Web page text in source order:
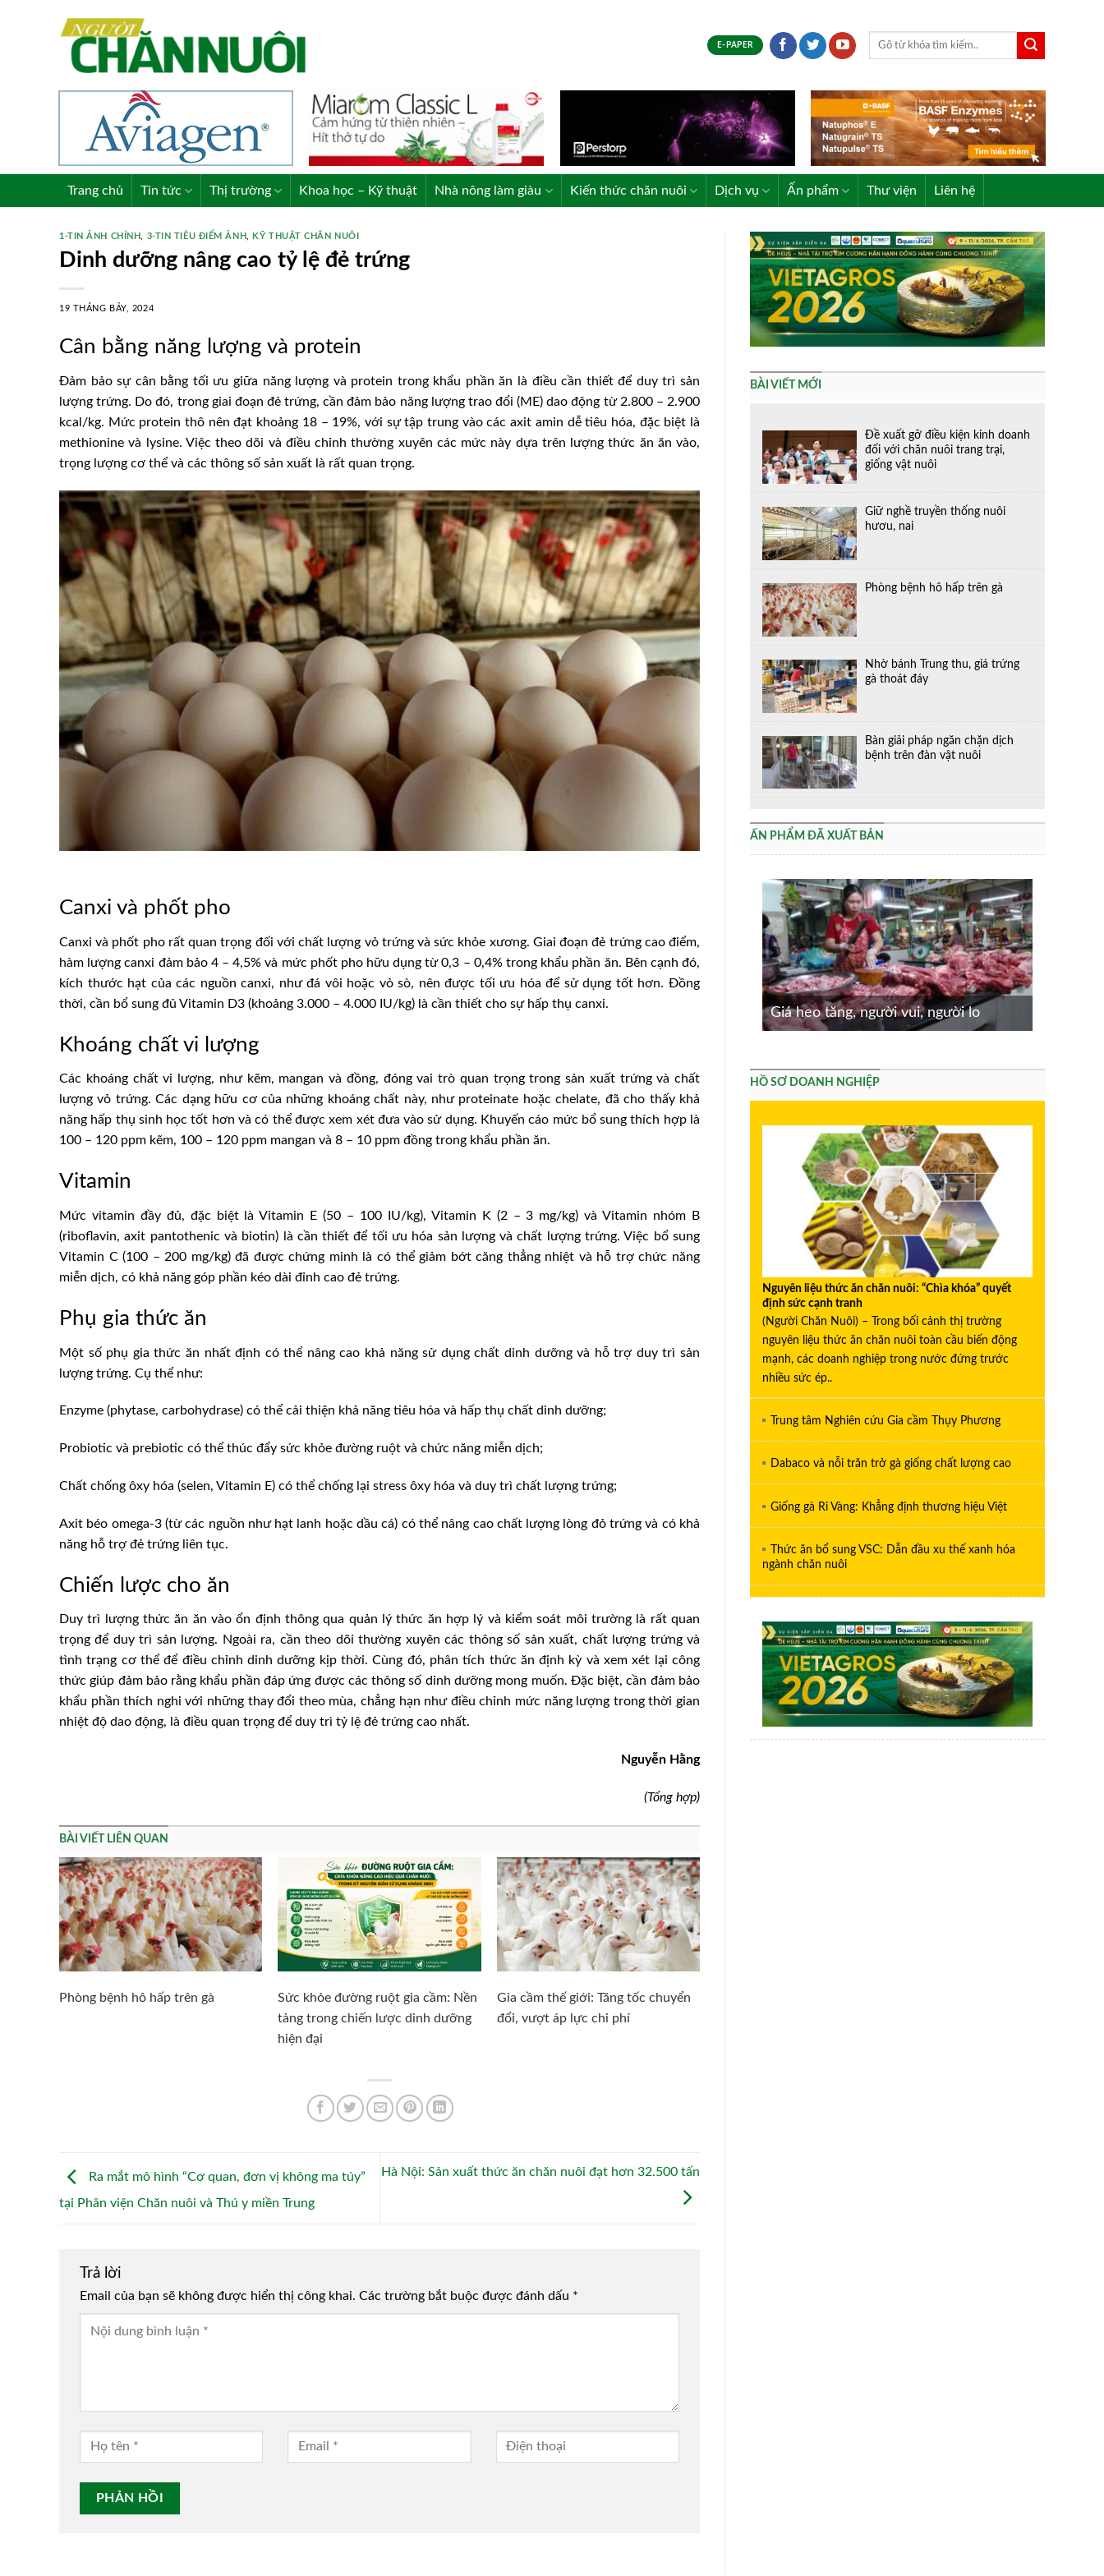
E-PAPER
Trang chủ Tin tức Thị trường Khoa học – Kỹ thuật Nhà nông làm giàu Kiến thức chăn nuôi Dịch vụ Ấn phẩm Thư viện Liên hệ
1-TIN ẢNH CHÍNH, 3-TIN TIÊU ĐIỂM ẢNH, KỸ THUẬT CHĂN NUÔI
Dinh dưỡng nâng cao tỷ lệ đẻ trứng
19 THÁNG BẢY, 2024
Cân bằng năng lượng và protein
Đảm bảo sự cân bằng tối ưu giữa năng lượng và protein trong khẩu phần ăn là điều cần thiết để duy trì sản
lượng trứng. Do đó, trong giai đoạn đẻ trứng, cần đảm bảo năng lượng trao đổi (ME) dao động từ 2.800 – 2.900
kcal/kg. Mức protein thô nên đạt khoảng 18 – 19%, với sự tập trung vào các axit amin dễ tiêu hóa, đặc biệt là
methionine và lysine. Việc theo dõi và điều chỉnh thường xuyên các mức này dựa trên lượng thức ăn ăn vào,
trọng lượng cơ thể và các thông số sản xuất là rất quan trọng.
Canxi và phốt pho
Canxi và phốt pho rất quan trọng đối với chất lượng vỏ trứng và sức khỏe xương. Giai đoạn đẻ trứng cao điểm,
hàm lượng canxi đảm bảo 4 – 4,5% và mức phốt pho hữu dụng từ 0,3 – 0,4% trong khẩu phần ăn. Bên cạnh đó,
kích thước hạt của các nguồn canxi, như đá vôi hoặc vỏ sò, nên được tối ưu hóa để sử dụng tốt hơn. Đồng
thời, cần bổ sung đủ Vitamin D3 (khoảng 3.000 – 4.000 IU/kg) là cần thiết cho sự hấp thụ canxi.
Khoáng chất vi lượng
Các khoáng chất vi lượng, như kẽm, mangan và đồng, đóng vai trò quan trọng trong sản xuất trứng và chất
lượng vỏ trứng. Các dạng hữu cơ của những khoáng chất này, như proteinate hoặc chelate, đã cho thấy khả
năng hấp thụ sinh học tốt hơn và có thể được xem xét đưa vào sử dụng. Khuyến cáo mức bổ sung thích hợp là
100 – 120 ppm kẽm, 100 – 120 ppm mangan và 8 – 10 ppm đồng trong khẩu phần ăn.
Vitamin
Mức vitamin đầy đủ, đặc biệt là Vitamin E (50 – 100 IU/kg), Vitamin K (2 – 3 mg/kg) và Vitamin nhóm B
(riboflavin, axit pantothenic và biotin) là cần thiết để tối ưu hóa sản lượng và chất lượng trứng. Việc bổ sung
Vitamin C (100 – 200 mg/kg) đã được chứng minh là có thể giảm bớt căng thẳng nhiệt và hỗ trợ chức năng
miễn dịch, có khả năng góp phần kéo dài đỉnh cao đẻ trứng.
Phụ gia thức ăn
Một số phụ gia thức ăn nhất định có thể nâng cao khả năng sử dụng chất dinh dưỡng và hỗ trợ duy trì sản
lượng trứng. Cụ thể như:
Enzyme (phytase, carbohydrase) có thể cải thiện khả năng tiêu hóa và hấp thụ chất dinh dưỡng;
Probiotic và prebiotic có thể thúc đẩy sức khỏe đường ruột và chức năng miễn dịch;
Chất chống ôxy hóa (selen, Vitamin E) có thể chống lại stress ôxy hóa và duy trì chất lượng trứng;
Axit béo omega-3 (từ các nguồn như hạt lanh hoặc dầu cá) có thể nâng cao chất lượng lòng đỏ trứng và có khả
năng hỗ trợ đẻ trứng liên tục.
Chiến lược cho ăn
Duy trì lượng thức ăn ăn vào ổn định thông qua quản lý thức ăn hợp lý và kiểm soát môi trường là rất quan
trọng để duy trì sản lượng. Ngoài ra, cần theo dõi thường xuyên các thông số sản xuất, chất lượng trứng và
tình trạng cơ thể để điều chỉnh dinh dưỡng kịp thời. Cùng đó, phân tích thức ăn định kỳ và xem xét lại công
thức giúp đảm bảo rằng khẩu phần đáp ứng được các thông số dinh dưỡng mong muốn. Đặc biệt, cần đảm bảo
khẩu phần thích nghi với những thay đổi theo mùa, chẳng hạn như điều chỉnh mức năng lượng trong thời gian
nhiệt độ dao động, là điều quan trọng để duy trì tỷ lệ đẻ trứng cao nhất.
Nguyễn Hằng
(Tổng hợp)
BÀI VIẾT LIÊN QUAN
Phòng bệnh hô hấp trên gà
Sức khỏe đường ruột gia cầm: Nền
tảng trong chiến lược dinh dưỡng
hiện đại
Gia cầm thế giới: Tăng tốc chuyển
đổi, vượt áp lực chi phí
Ra mắt mô hình “Cơ quan, đơn vị không ma túy”
tại Phân viện Chăn nuôi và Thú y miền Trung
Hà Nội: Sản xuất thức ăn chăn nuôi đạt hơn 32.500 tấn
Trả lời
Email của bạn sẽ không được hiển thị công khai. Các trường bắt buộc được đánh dấu *
Alternative:
BÀI VIẾT MỚI
Đề xuất gỡ điều kiện kinh doanh
đối với chăn nuôi trang trại,
giống vật nuôi
Giữ nghề truyền thống nuôi
hươu, nai
Phòng bệnh hô hấp trên gà
Nhờ bánh Trung thu, giá trứng
gà thoát đáy
Bàn giải pháp ngăn chặn dịch
bệnh trên đàn vật nuôi
ẤN PHẨM ĐÃ XUẤT BẢN
Giá heo tăng, người vui, người lo
nuôi heo rừng
Kinh nghiệm ngăn ngừa, phòng chống
dịch tả lợn châu Phi tại Kim Đức
Người Australia khó bỏ thói quen ăn
HỒ SƠ DOANH NGHIỆP
Nguyên liệu thức ăn chăn nuôi: “Chìa khóa” quyết
định sức cạnh tranh
(Người Chăn Nuôi) – Trong bối cảnh thị trường
nguyên liệu thức ăn chăn nuôi toàn cầu biến động
mạnh, các doanh nghiệp trong nước đứng trước
nhiều sức ép..
Trung tâm Nghiên cứu Gia cầm Thụy Phương
Dabaco và nỗi trăn trở gà giống chất lượng cao
Giống gà Ri Vàng: Khẳng định thương hiệu Việt
Thức ăn bổ sung VSC: Dẫn đầu xu thế xanh hóa
ngành chăn nuôi